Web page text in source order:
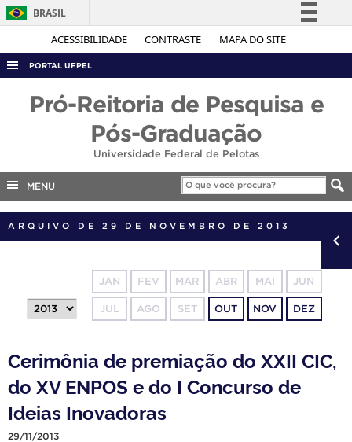
ACESSIBILIDADE CONTRASTE MAPA DO SITE
BRASIL
Simplifique!
Acesso à informação
Legislação
Canais
PORTAL UFPEL
CONCURSOS
EDITAIS
INTERNACIONAL
TELEFONES
Pró-Reitoria de Pesquisa e
Pós-Graduação
Universidade Federal de Pelotas
MENU
ARQUIVO DE 29 DE NOVEMBRO DE 2013
JAN FEV MAR ABR MAI JUN
JUL AGO SET OUT NOV DEZ
Cerimônia de premiação do XXII CIC,
do XV ENPOS e do I Concurso de
Ideias Inovadoras
29/11/2013